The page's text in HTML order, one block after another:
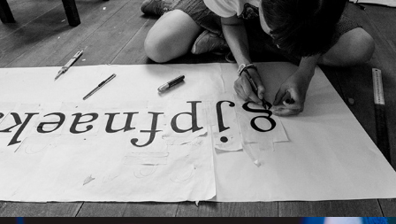
Усъвършенстване на
типографията